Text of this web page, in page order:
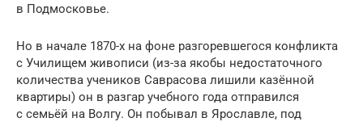
в Подмосковье.
Но в начале 1870-х на фоне разгоревшегося конфликта
с Училищем живописи (из-за якобы недостаточного
количества учеников Саврасова лишили казённой
квартиры) он в разгар учебного года отправился
с семьёй на Волгу. Он побывал в Ярославле, под